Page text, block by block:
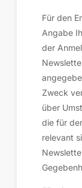
Für den
Angabe
der
Zweck
über
die für
relevant